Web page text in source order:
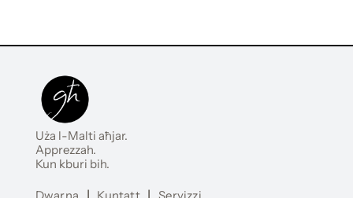
Uża l-Malti aħjar.
Apprezzah.
Kun kburi bih.